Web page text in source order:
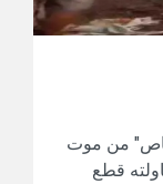
من موت
قطع